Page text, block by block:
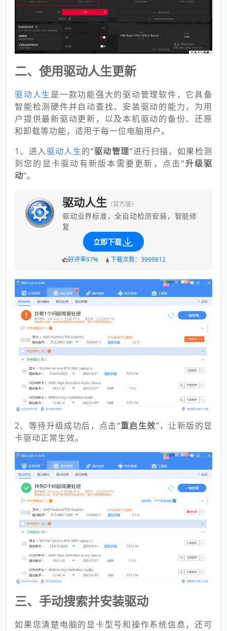
二、使用驱动人生更新
驱动人生是一款功能强大的驱动管理软件，它具备
智能检测硬件并自动查找、安装驱动的能力，为用
户提供最新驱动更新，以及本机驱动的备份、还原
和卸载等功能，适用于每一位电脑用户。
1、进入驱动人生的“驱动管理”进行扫描，如果检测
到您的显卡驱动有新版本需要更新，点击“升级驱
动”。
驱动人生 （官方版）
驱动业界标准，全自动检测安装，智能修
复
立即下载
好评率97% 下载次数：3999812
2、等待升级成功后，点击“重启生效”，让新版的显
卡驱动正常生效。
三、手动搜索并安装驱动
如果您清楚电脑的显卡型号和操作系统信息，还可